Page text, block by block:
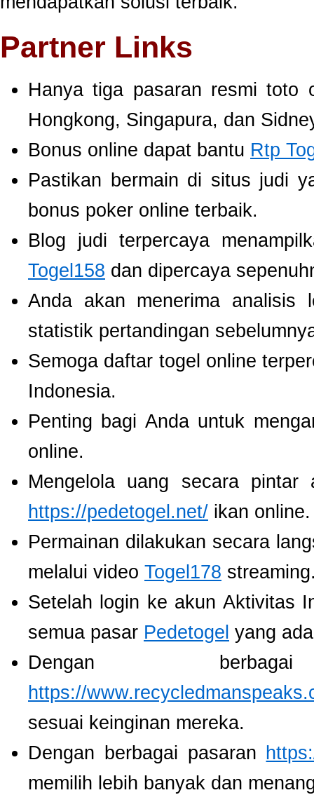
Partner Links
Hanya tiga pasaran resmi
Hongkong, Singapura, dan
Bonus online dapat bantu Rtp
Pastikan bermain di situs judi
bonus poker online terbaik.
Blog judi terpercaya
Togel158 dan dipercaya
Anda akan menerima analisis
statistik pertandingan
Semoga daftar togel online
Indonesia.
Penting bagi Anda untuk
online.
Mengelola uang secara
https://pedetogel.net/ ikan online.
Permainan dilakukan secara
melalui video Togel178
Setelah login ke akun Aktivitas
semua pasar Pedetogel yang
Dengan
https://
sesuai keinginan mereka.
Dengan berbagai pasaran
memilih lebih banyak dan